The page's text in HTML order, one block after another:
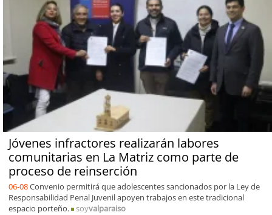
Jóvenes infractores realizarán labores
comunitarias en La Matriz como parte de
proceso de reinserción
06-08Convenio permitirá que adolescentes sancionados por la Ley de
Responsabilidad Penal Juvenil apoyen trabajos en este tradicional
espacio porteño.
soyvalparaiso